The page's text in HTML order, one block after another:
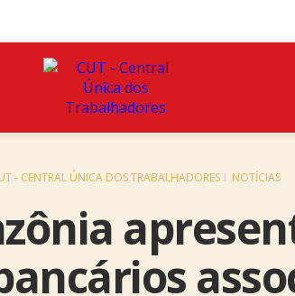
- CENTRAL ÚNICA DOS TRABALHADORES NOTÍCIAS